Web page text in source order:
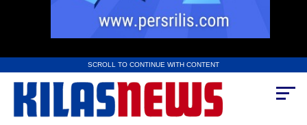
SCROLL TO CONTINUE WITH CONTENT